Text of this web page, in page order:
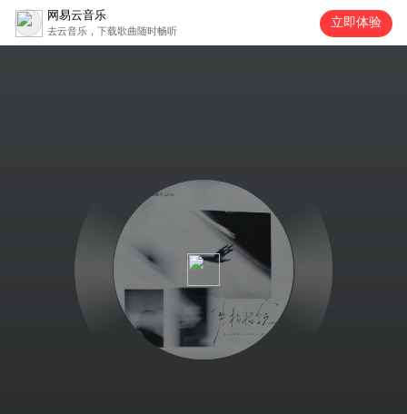
网易云音乐
去云音乐，下载歌曲随时畅听
立即体验